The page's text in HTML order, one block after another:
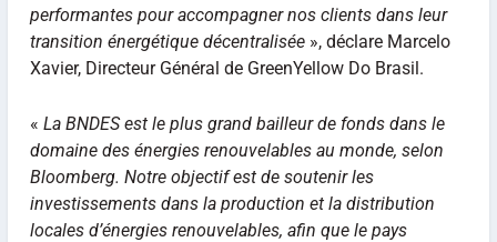
performantes pour accompagner nos clients dans leur
transition énergétique décentralisée», déclare Marcelo
Xavier, Directeur Général de GreenYellow Do Brasil.
« La BNDES est le plus grand bailleur de fonds dans le
domaine des énergies renouvelables au monde, selon
Bloomberg. Notre objectif est de soutenir les
investissements dans la production et la distribution
locales d’énergies renouvelables, afin que le pays